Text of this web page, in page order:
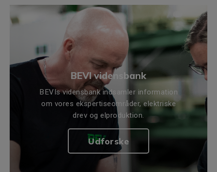
BEVI vidensbank
BEVIs vidensbank indsamler information
om vores ekspertiseområder, elektriske
drev og elproduktion.
Udforske